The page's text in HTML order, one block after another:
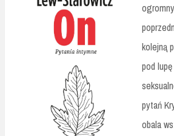
kolejną
pod
pytań
obala